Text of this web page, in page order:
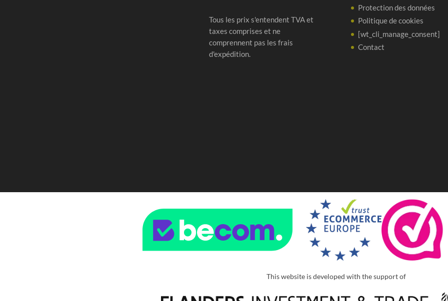
Tous les prix s'entendent TVA et
taxes comprises et ne
comprennent pas les frais
d'expédition.
Protection des données
Politique de cookies
[wt_cli_manage_consent]
Contact
This website is developed with the support of